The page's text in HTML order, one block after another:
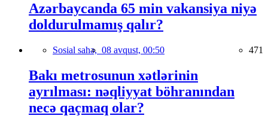
Azərbaycanda 65 min vakansiya niyə
doldurulmamış qalır?
Sosial sahə, 08 avqust, 00:50 471
Bakı metrosunun xətlərinin
ayrılması: nəqliyyat böhranından
necə qaçmaq olar?